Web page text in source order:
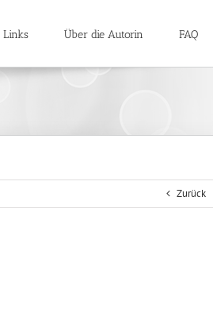
Links Über die Autorin FAQ
Zurück